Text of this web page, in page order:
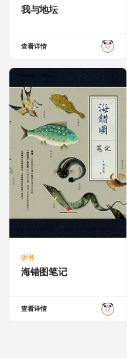
我与地坛
查看详情
听书
海错图笔记
查看详情